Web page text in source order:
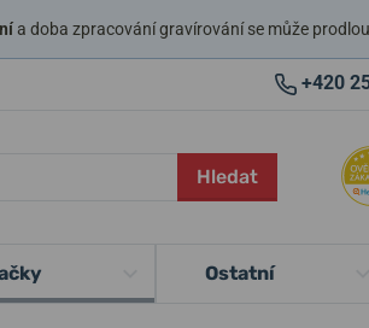
a doba zpracování gravírování se může
+420
Hledat
Ostatní